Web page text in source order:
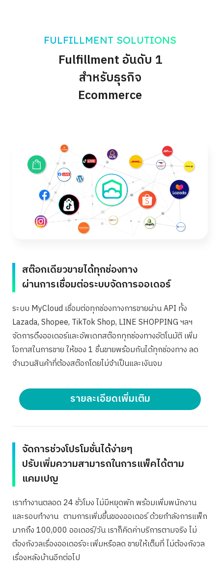
FULFILLMENT SOLUTIONS
Fulfillment อันดับ 1
สำหรับธุรกิจ
Ecommerce
สต๊อกเดียวขายได้ทุกช่องทาง
ผ่านการเชื่อมต่อระบบจัดการออเดอร์
ระบบ MyCloud เชื่อมต่อทุกช่องทางการขายผ่าน API ทั้ง
Lazada, Shopee, TikTok Shop, LINE SHOPPING ฯลฯ
จัดการดึงออเดอร์และอัพเดทสต๊อกทุกช่องทางอัตโนมัติ เพิ่ม
โอกาสในการขาย ให้ของ 1 ชิ้นขายพร้อมกันได้ทุกช่องทาง ลด
จำนวนสินค้าที่ต้องสต๊อกโดยไม่จำเป็นและเงินจม
รายละเอียดเพิ่มเติม
จัดการช่วงโปรโมชั่นได้ง่ายๆ
ปรับเพิ่มความสามารถในการแพ็คได้ตาม
แคมเปญ
เราทำงานตลอด 24 ชั่วโมง ไม่มีหยุดพัก พร้อมเพิ่มพนักงาน
และรอบทำงาน ตามการเพิ่มขึ้นของออเดอร์ ด้วยกำลังการแพ็ก
มากถึง 100,000 ออเดอร์/วัน เราก็คิดค่าบริการตามจริง ไม่
ต้องกังวลเรื่องออเดอร์จะเพิ่มหรือลด ขายให้เต็มที่ ไม่ต้องกังวล
เรื่องหลังบ้านอีกต่อไป